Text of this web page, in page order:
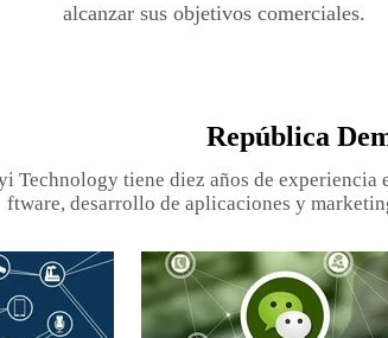
alcanzar sus objetivos comerciales.
República
Technology tiene diez años de experiencia
ftware, desarrollo de aplicaciones y